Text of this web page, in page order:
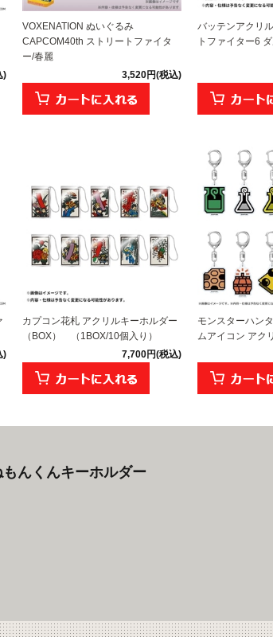
)
VOXENATION ぬいぐるみ
CAPCOM40th ストリートファイタ
ー/春麗
3,520円(税込)
バッテンアクリ
トファイター6 ダ
)
カプコン花札 アクリルキーホルダー
（BOX） （1BOX/10個入り）
7,700円(税込)
モンスターハン
ムアイコン アク
んくんキーホルダー